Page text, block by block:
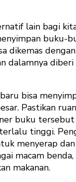
lain bagi
buku-
dikemas
dalamnya diberi
bisa
Pastikan
buku tersebut
tinggi.
menyerap
macam
makanan.